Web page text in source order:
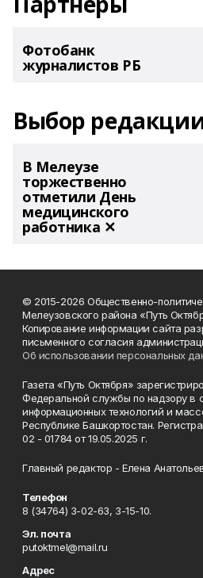
Фотобанк
журналистов РБ
Выбор
В Мелеузе
торжественно
отметили День
медицинского
работника ✕
© 2015-2026 Общественно-
Мелеузовского района «Путь
Копирование информации сайта
письменного согласия
Об использовании персональных
Газета «Путь Октября»
Федеральной службы по надзору в
информационных технологий и
Республике Башкортостан.
02 - 01784 от 19.05.2025 г.
Главный редактор - Елена
Телефон
8 (34764) 3-02-63, 3-15-10.
Эл. почта
putoktmel@mail.ru
Адрес